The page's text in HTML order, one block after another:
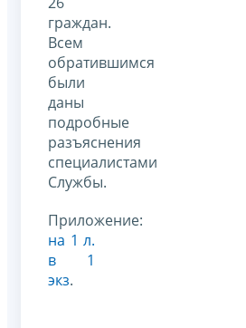
граждан.
Всем
обратившимся
были
даны
подробные
разъяснения
специалистами
Службы.
Приложение:
на 1 л.
в 1
экз.